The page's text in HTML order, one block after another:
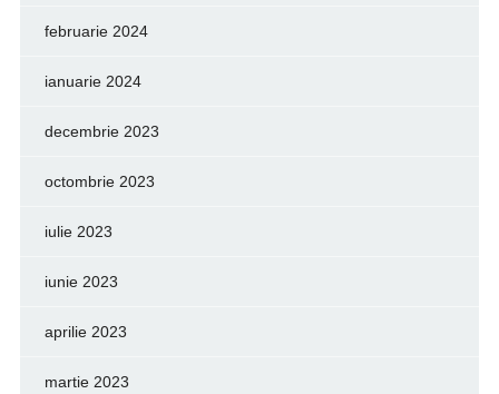
februarie 2024
ianuarie 2024
decembrie 2023
octombrie 2023
iulie 2023
iunie 2023
aprilie 2023
martie 2023